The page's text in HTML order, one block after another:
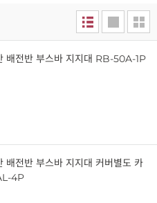
배전반 부스바 지지대 RB-50A-1P
배전반 부스바 지지대 커버별도 카
4P